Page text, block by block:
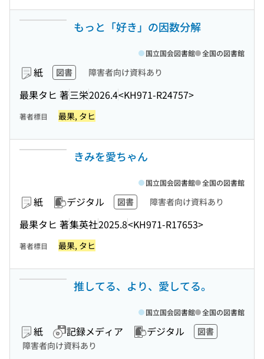
もっと「好き」の因数分解
紙 図書 障害者向け資料あり
最果タヒ 著三栄2026.4<KH971-R24757>
国立国会図書館 全国の図書館
著者標目 最果, タヒ
きみを愛ちゃん
紙 デジタル 図書 障害者向け資料あり
最果タヒ 著集英社2025.8<KH971-R17653>
国立国会図書館 全国の図書館
著者標目 最果, タヒ
推してる、より、愛してる。
紙 記録メディア デジタル
図書
障害者向け資料あり
国立国会図書館 全国の図書館